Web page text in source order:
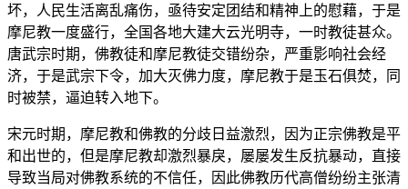
坏，人民生活离乱痛伤，亟待安定团结和精神上的慰藉，于是
摩尼教一度盛行，全国各地大建大云光明寺，一时教徒甚众。
唐武宗时期，佛教徒和摩尼教徒交错纷杂，严重影响社会经
济，于是武宗下令，加大灭佛力度，摩尼教于是玉石俱焚，同
时被禁，逼迫转入地下。
宋元时期，摩尼教和佛教的分歧日益激烈，因为正宗佛教是平
和出世的，但是摩尼教却激烈暴戾，屡屡发生反抗暴动，直接
导致当局对佛教系统的不信任，因此佛教历代高僧纷纷主张清